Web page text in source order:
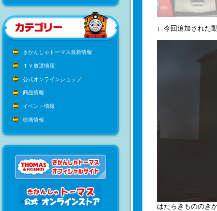
きかんしゃトーマス最新情報
ＴＶ放送情報
公式オンラインショップ
商品情報
イベント情報
映画情報
↓↓今回追加された
はたらきもののき